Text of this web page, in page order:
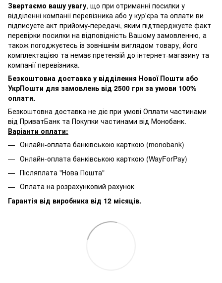
Звертаємо вашу увагу, що при отриманні посилки у
відділенні компанії перевізника або у кур'єра та оплати ви
підписуєте акт прийому-передачі, яким підтверджуєте факт
перевірки посилки на відповідність Вашому замовленню, а
також погоджуєтесь із зовнішнім виглядом товару, його
комплектацією та немає претензій до інтернет-магазину та
компанії перевізника.
Безкоштовна доставка у відділення Нової Пошти або
УкрПошти для замовлень від 2500 грн за умови 100%
оплати.
Безкоштовна доставка не діє при умові Оплати частинами
від ПриватБанк та Покупки частинами від Монобанк.
Варіанти оплати:
Онлайн-оплата банківською карткою (monobank)
Онлайн-оплата банківською карткою (WayForPay)
Післяплата "Нова Пошта"
Оплата на розрахунковий рахунок
Гарантія від виробника від 12 місяців.